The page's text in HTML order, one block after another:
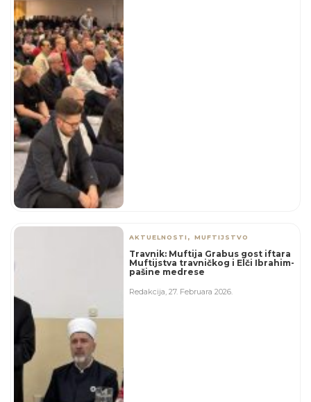
AKTUELNOSTI ,MUFTIJSTVO
Travnik: Muftija Grabus gost iftara
Muftijstva travničkog i Elči Ibrahim-
pašine medrese
Redakcija,27. Februara 2026.